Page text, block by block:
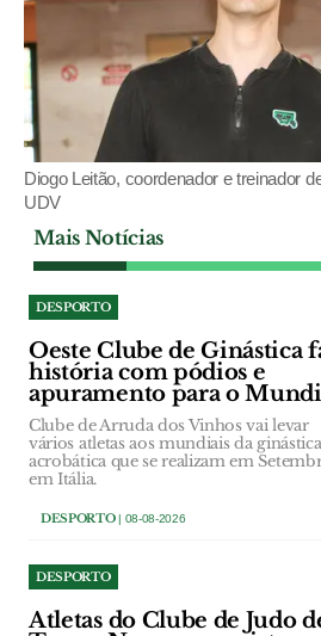
Diogo Leitão, coordenador e treinador
UDV
Mais Notícias
DESPORTO
Oeste Clube de Ginástica
história com pódios e
apuramento para o
Clube de Arruda dos Vinhos vai levar
vários atletas aos mundiais da ginástica
acrobática que se realizam em
em Itália.
DESPORTO| 08-08-2026
DESPORTO
Atletas do Clube de Judo